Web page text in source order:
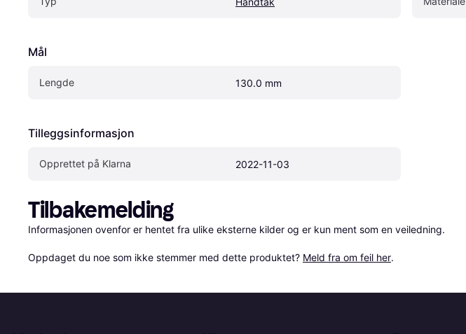
Mål
Lengde 130.0 mm
Tilleggsinformasjon
Opprettet på Klarna 2022-11-03
Tilbakemelding
Informasjonen ovenfor er hentet fra ulike eksterne kilder og er kun ment som en veiledning.
Oppdaget du noe som ikke stemmer med dette produktet? Meld fra om feil her.